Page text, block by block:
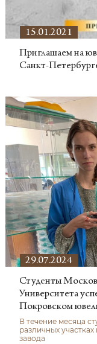
15.01.2021
Приглашаем на
Санкт-
29.07.2024
Студенты
Университета
Покровском
В течение месяца
различных
завода